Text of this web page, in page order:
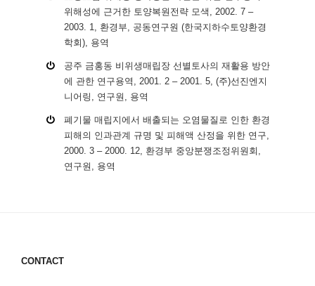
위해성에 근거한 토양복원전략 모색, 2002. 7 –
2003. 1, 환경부, 공동연구원 (한국지하수토양환경
학회), 용역
공주 금홍동 비위생매립장 선별토사의 재활용 방안
에 관한 연구용역, 2001. 2 – 2001. 5, (주)선진엔지
니어링, 연구원, 용역
폐기물 매립지에서 배출되는 오염물질로 인한 환경
피해의 인과관계 규명 및 피해액 산정을 위한 연구,
2000. 3 – 2000. 12, 환경부 중앙분쟁조정위원회,
연구원, 용역
CONTACT